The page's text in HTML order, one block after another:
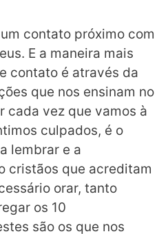
contato próximo com
E a maneira mais
contato é através da
que nos ensinam no
cada vez que vamos à
culpados, é o
lembrar e a
cristãos que acreditam
orar, tanto
os 10
são os que nos